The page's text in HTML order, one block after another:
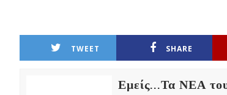
TWEET SHARE
Εμείς...Τα ΝΕΑ